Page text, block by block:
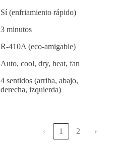
Sí (enfriamiento rápido)
3 minutos
R-410A (eco-amigable)
Auto, cool, dry, heat, fan
4 sentidos (arriba, abajo,
derecha, izquierda)
‹ 1 2 ›